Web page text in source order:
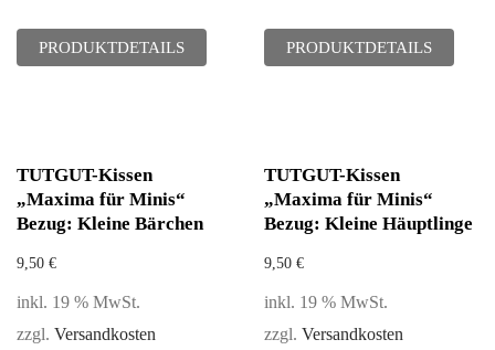
PRODUKTDETAILS PRODUKTDETAILS
TUTGUT-Kissen
„Maxima für Minis“
Bezug: Kleine Bärchen
9,50 €
inkl. 19 % MwSt.
zzgl. Versandkosten
TUTGUT-Kissen
„Maxima für Minis“
Bezug: Kleine Häuptlinge
9,50 €
inkl. 19 % MwSt.
zzgl. Versandkosten